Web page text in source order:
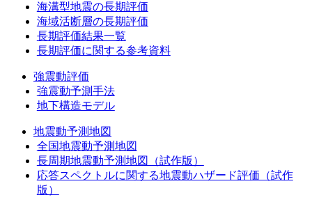
海溝型地震の長期評価
海域活断層の長期評価
長期評価結果一覧
長期評価に関する参考資料
強震動評価
強震動予測手法
地下構造モデル
地震動予測地図
全国地震動予測地図
長周期地震動予測地図（試作版）
応答スペクトルに関する地震動ハザード評価（試作
版）